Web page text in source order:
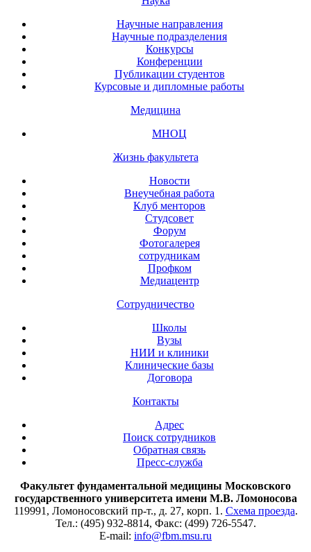
Научные направления
Научные подразделения
Конкурсы
Конференции
Публикации студентов
Курсовые и дипломные работы
Медицина
МНОЦ
Жизнь факультета
Новости
Внеучебная работа
Клуб менторов
Студсовет
Форум
Фотогалерея
сотрудникам
Профком
Медиацентр
Сотрудничество
Школы
Вузы
НИИ и клиники
Клинические базы
Договора
Контакты
Адрес
Поиск сотрудников
Обратная связь
Пресс-служба
Факультет фундаментальной медицины Московского
государственного университета имени М.В. Ломоносова
119991, Ломоносовский пр-т., д. 27, корп. 1. Схема проезда.
Тел.: (495) 932-8814, Факс: (499) 726-5547.
E-mail: info@fbm.msu.ru